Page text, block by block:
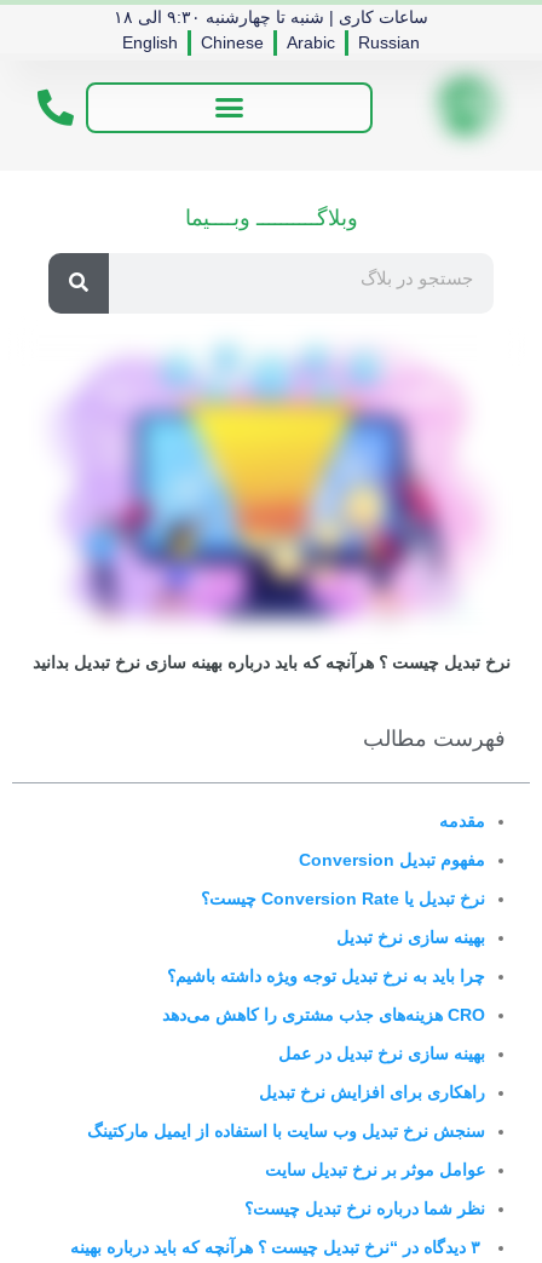
ساعات کاری | شنبه تا چهارشنبه ۹:۳۰ الی ۱۸
Russian
Arabic
Chinese
English
وبلاگــــــــــ وبــــیما
نرخ تبدیل چیست ؟ هرآنچه که باید درباره بهینه سازی نرخ تبدیل بدانید
فهرست مطالب
مقدمه
مفهوم تبدیل Conversion
نرخ تبدیل یا Conversion Rate چیست؟
بهینه سازی نرخ تبدیل
چرا باید به نرخ تبدیل توجه ویژه داشته باشیم؟
CRO هزینه­‌های جذب مشتری را کاهش می‌دهد
بهینه سازی نرخ تبدیل در عمل
راهکاری برای افزایش نرخ تبدیل
سنجش نرخ تبدیل وب سایت با استفاده از ایمیل مارکتینگ
عوامل موثر بر نرخ تبدیل سایت
نظر شما درباره نرخ تبدیل چیست؟
۳ دیدگاه در “نرخ تبدیل چیست ؟ هرآنچه که باید درباره بهینه